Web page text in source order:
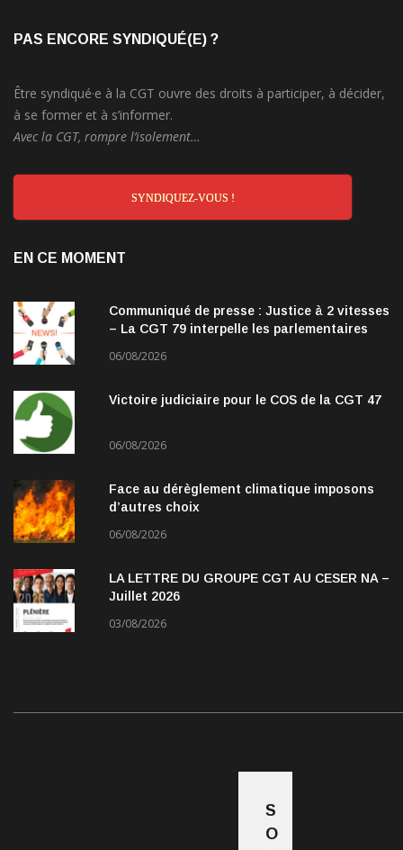
PAS ENCORE SYNDIQUÉ(E) ?
Être syndiqué·e à la CGT ouvre des droits à participer, à décider,
à se former et à s’informer.
Avec la CGT, rompre l’isolement…
SYNDIQUEZ-VOUS !
EN CE MOMENT
Communiqué de presse : Justice à 2 vitesses
– La CGT 79 interpelle les parlementaires
06/08/2026
Victoire judiciaire pour le COS de la CGT 47
06/08/2026
Face au dérèglement climatique imposons
d’autres choix
06/08/2026
LA LETTRE DU GROUPE CGT AU CESER NA –
Juillet 2026
03/08/2026
S
O